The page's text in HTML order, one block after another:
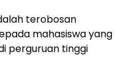
terobosan
mahasiswa yang
perguruan tinggi